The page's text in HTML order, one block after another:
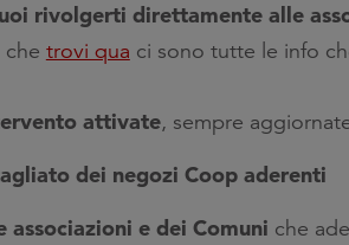
rivolgerti direttamente alle
trovi qua ci sono tutte le info
attivate, sempre
dei negozi Coop aderenti
associazioni e dei Comuni che